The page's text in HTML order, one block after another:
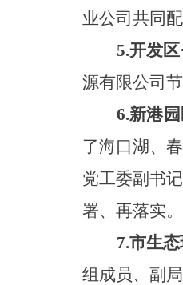
业公司共同
5.开发区
源有限公司
6.新港园
了海口湖、
党工委副书
署、再落实。
7.市生态
组成员、副